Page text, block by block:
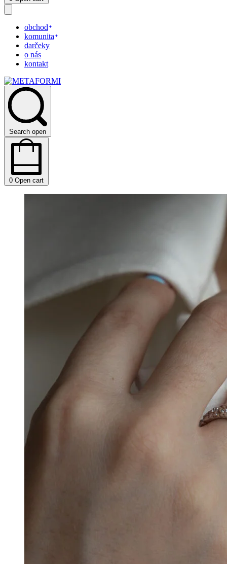
obchod
komunita
darčeky
o nás
kontakt
Search open
0 Open cart